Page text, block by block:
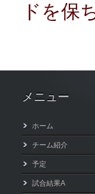
ドを保
メニュー
ホーム
チーム紹介
予定
試合結果A